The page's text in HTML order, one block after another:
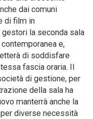
dai comuni
di film in
la seconda sala
e,
di soddisfare
fascia oraria. Il
di gestione, per
della sala ha
manterrà anche la
diverse necessità